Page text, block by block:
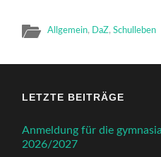
Allgemein, DaZ,Schulleben
LETZTE BEITRÄGE
Anmeldung für die
2026/2027